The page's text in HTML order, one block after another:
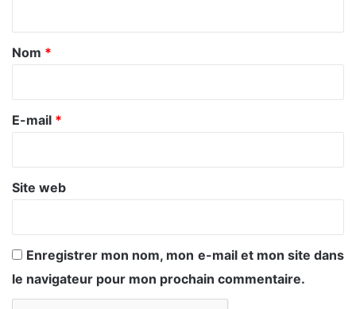
a
e
Nom *
E-mail *
Site web
Enregistrer mon nom, mon e-mail et mon site dans
le navigateur pour mon prochain commentaire.